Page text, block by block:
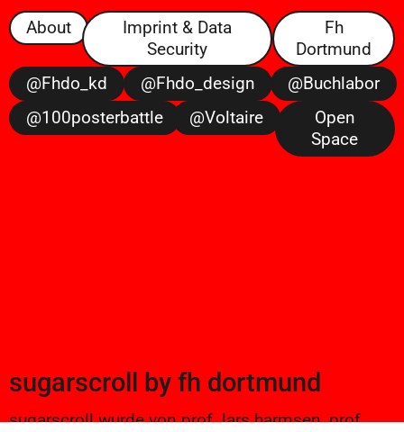
About
Imprint & Data
Security
Fh
Dortmund
@fhdo_kd
@fhdo_design
@buchlabor
@100posterbattle
@voltaire
Open
Space
sugarscroll by fh dortmund
sugarscroll wurde von prof. lars harmsen, prof.